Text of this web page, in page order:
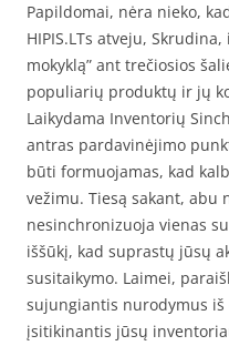
Papildomai, nėra nieko,
HIPIS.LTs atveju,
mokyklą” ant trečiosios
populiarių produktų ir jų
Laikydama Inventorių
antras pardavinėjimo
būti formuojamas, kad
vežimu. Tiesą sakant,
nesinchronizuoja vienas
iššūkį, kad suprastų jūsų
susitaikymo. Laimei,
sujungiantis nurodymus
įsitikinantis jūsų